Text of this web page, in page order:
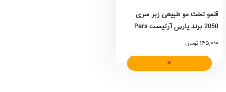
قلمو تخت مو طبیعی زبر سری
2050 برند پارس آرتیست Pars
Artist
145,000 تومان